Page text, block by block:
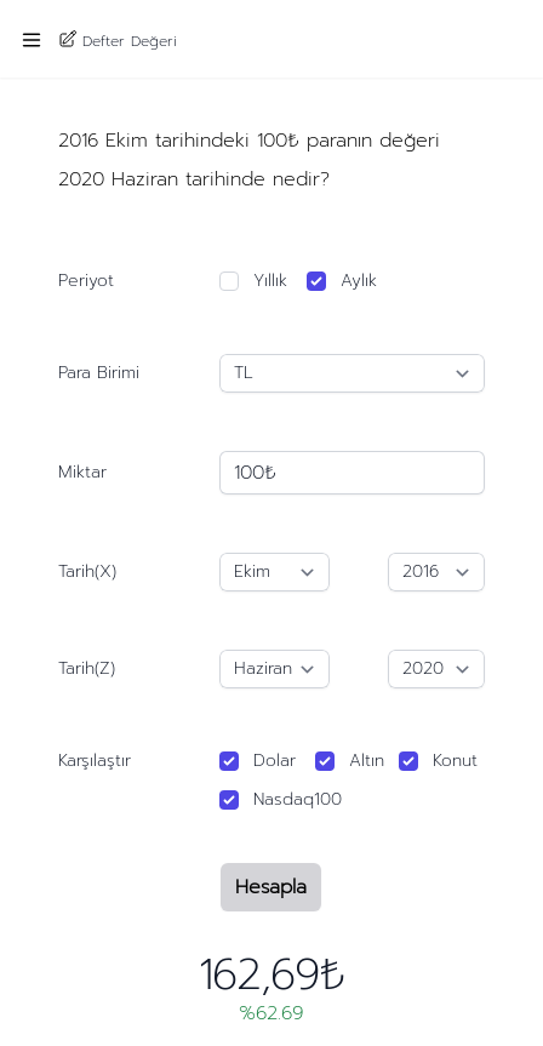
Defter Değeri
2016 Ekim tarihindeki 100₺ paranın değeri
2020 Haziran tarihinde nedir?
Periyot Yıllık Aylık
Para Birimi
Miktar
Tarih(X)
Tarih(Z)
Karşılaştır Dolar Altın
Konut
Nasdaq100
Hesapla
162,69₺
%62.69